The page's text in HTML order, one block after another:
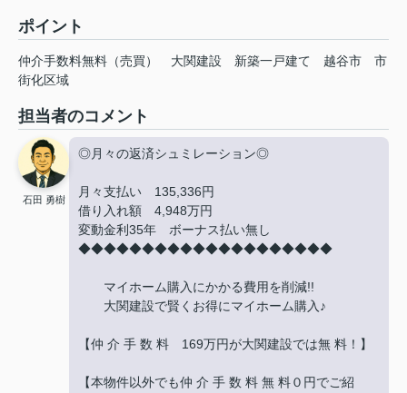
ポイント
仲介手数料無料（売買） 大関建設 新築一戸建て 越谷市
市
街化区域
担当者のコメント
石田 勇樹
◎月々の返済シュミレーション◎
月々支払い 135,336円
借り入れ額 4,948万円
変動金利35年 ボーナス払い無し
◆◆◆◆◆◆◆◆◆◆◆◆◆◆◆◆◆◆◆◆
マイホーム購入にかかる費用を削減!!
大関建設で賢くお得にマイホーム購入♪
【仲 介 手 数 料 169万円が大関建設では無 料！】
【本物件以外でも仲 介 手 数 料 無 料０円でご紹